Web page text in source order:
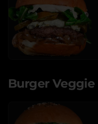
Burger Veggie